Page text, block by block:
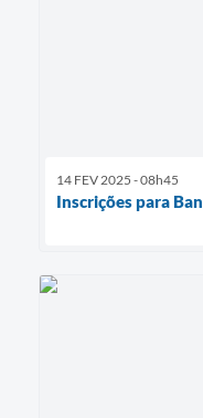
14 FEV 2025 - 08h45
Inscrições para